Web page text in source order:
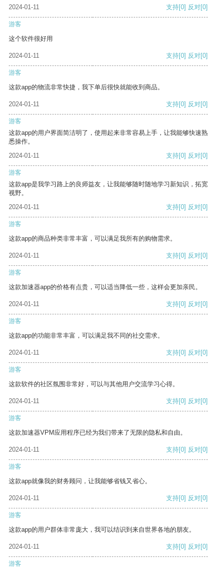
2024-01-11 支持[0] 反对[0]
游客
这个软件很好用
2024-01-11 支持[0] 反对[0]
游客
这款app的物流非常快捷，我下单后很快就能收到商品。
2024-01-11 支持[0] 反对[0]
游客
这款app的用户界面简洁明了，使用起来非常容易上手，让我能够快速熟
悉操作。
2024-01-11
支持[0] 反对[0]
游客
这款app是我学习路上的良师益友，让我能够随时随地学习新知识，拓宽
视野。
2024-01-11
支持[0] 反对[0]
游客
这款app的商品种类非常丰富，可以满足我所有的购物需求。
2024-01-11 支持[0] 反对[0]
游客
这款加速器app的价格有点贵，可以适当降低一些，这样会更加亲民。
2024-01-11 支持[0] 反对[0]
游客
这款app的功能非常丰富，可以满足我不同的社交需求。
2024-01-11 支持[0] 反对[0]
游客
这款软件的社区氛围非常好，可以与其他用户交流学习心得。
2024-01-11 支持[0] 反对[0]
游客
这款加速器VPM应用程序已经为我们带来了无限的隐私和自由。
2024-01-11 支持[0] 反对[0]
游客
这款app就像我的财务顾问，让我能够省钱又省心。
2024-01-11 支持[0] 反对[0]
游客
这款app的用户群体非常庞大，我可以结识到来自世界各地的朋友。
2024-01-11 支持[0] 反对[0]
游客